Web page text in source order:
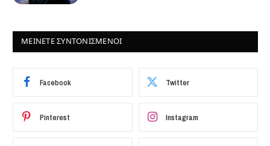
ΜΕΙΝΕΤΕ ΣΥΝΤΟΝΙΣΜΕΝΟΙ
Facebook Twitter
Pinterest Instagram